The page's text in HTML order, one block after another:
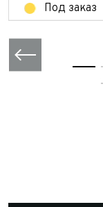
Под заказ